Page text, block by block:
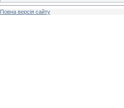
Повна версія сайту